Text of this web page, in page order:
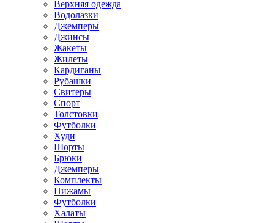
Верхняя одежда
Водолазки
Джемперы
Джинсы
Жакеты
Жилеты
Кардиганы
Рубашки
Свитеры
Спорт
Толстовки
Футболки
Худи
Шорты
Брюки
Джемперы
Комплекты
Пижамы
Футболки
Халаты